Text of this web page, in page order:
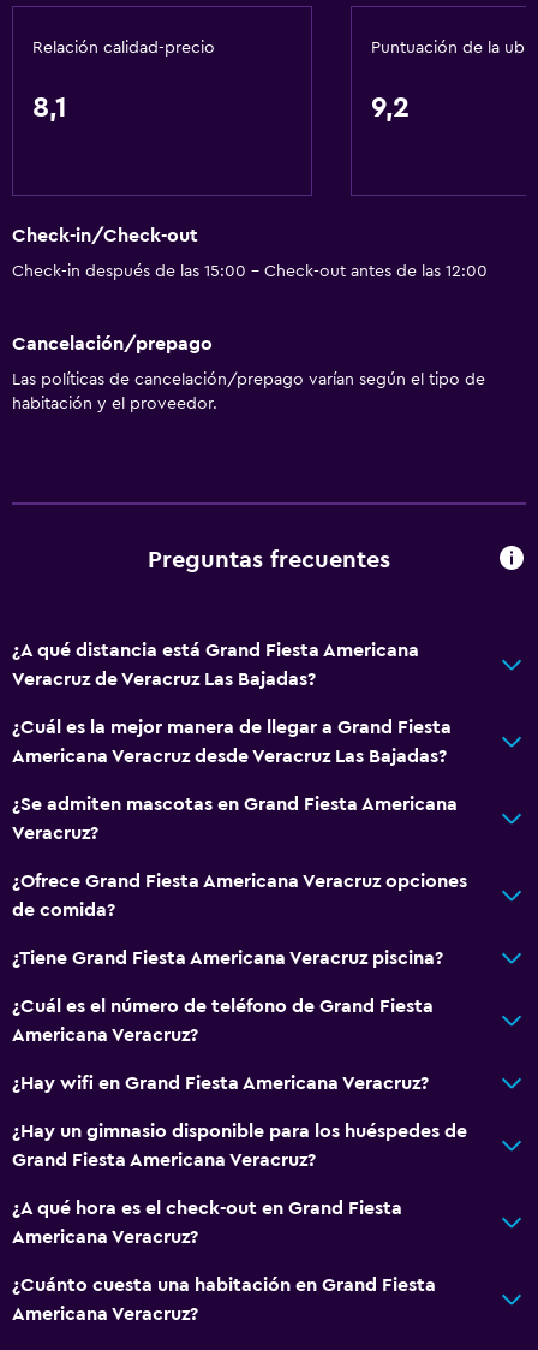
Relación calidad-precio
8,1
Puntuación de la
9,2
Check-in/Check-out
Check-in después de las 15:00 - Check-out antes de las 12:00
Cancelación/prepago
Las políticas de cancelación/prepago varían según el tipo de
habitación y el proveedor.
Preguntas frecuentes
¿A qué distancia está Grand Fiesta Americana
Veracruz de Veracruz Las Bajadas?
¿Cuál es la mejor manera de llegar a Grand Fiesta
Americana Veracruz desde Veracruz Las Bajadas?
¿Se admiten mascotas en Grand Fiesta Americana
Veracruz?
¿Ofrece Grand Fiesta Americana Veracruz opciones
de comida?
¿Tiene Grand Fiesta Americana Veracruz piscina?
¿Cuál es el número de teléfono de Grand Fiesta
Americana Veracruz?
¿Hay wifi en Grand Fiesta Americana Veracruz?
¿Hay un gimnasio disponible para los huéspedes de
Grand Fiesta Americana Veracruz?
¿A qué hora es el check-out en Grand Fiesta
Americana Veracruz?
¿Cuánto cuesta una habitación en Grand Fiesta
Americana Veracruz?